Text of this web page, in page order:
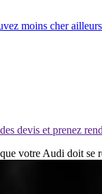
moins cher ailleurs
devis et prenez
votre Audi doit se